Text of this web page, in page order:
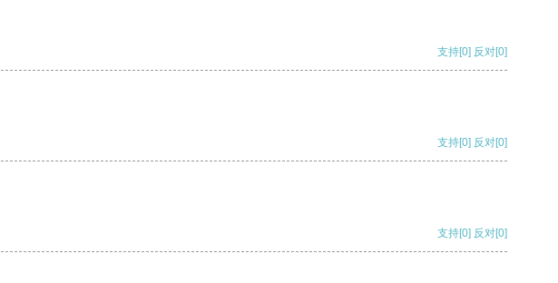
支持[0] 反对[0]
支持[0] 反对[0]
支持[0] 反对[0]